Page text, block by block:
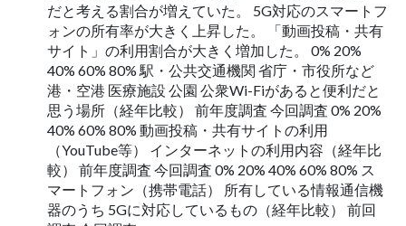
だと考える割合が増えていた。 5G対応のスマートフ
ォンの所有率が大きく上昇した。 「動画投稿・共有
サイト」の利用割合が大きく増加した。 0% 20%
40% 60% 80% 駅・公共交通機関 省庁・市役所など
港・空港 医療施設 公園 公衆Wi-Fiがあると便利だと
思う場所（経年比較） 前年度調査 今回調査 0% 20%
40% 60% 80% 動画投稿・共有サイトの利用
（YouTube等） インターネットの利用内容（経年比
較） 前年度調査 今回調査 0% 20% 40% 60% 80% ス
マートフォン（携帯電話） 所有している情報通信機
器のうち 5Gに対応しているもの（経年比較） 前回